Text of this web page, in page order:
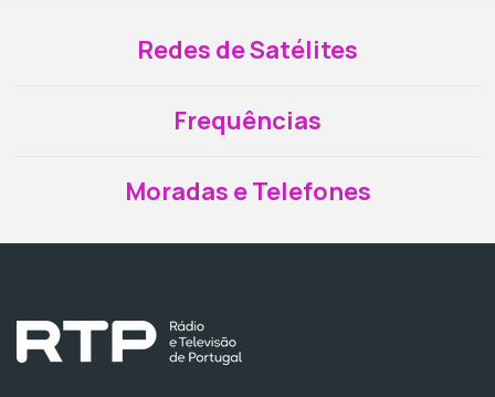
Redes de Satélites
Frequências
Moradas e Telefones